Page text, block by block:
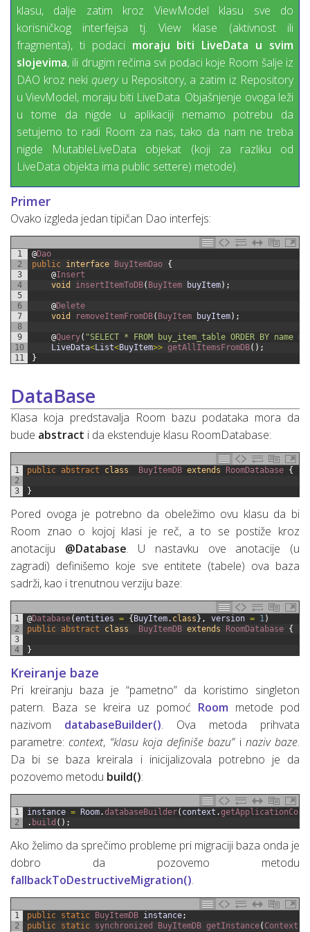
klasu, dalje zatim kroz ViewModel klasu sve do
korisničkog interfejsa tj. View klase (aktivnost ili
fragmenta), ti podaci moraju biti LiveData u svim
slojevima, ili drugim rečima svi podaci koje Room šalje iz
DAO kroz neki queryu Repository, a zatim iz Repository
u VievModel, moraju biti LiveData. Objašnjenje ovoga leži
u tome da nigde u aplikaciji nemamo potrebu da
setujemo to radi Room za nas, tako da nam ne treba
nigde MutableLiveData objekat (koji za razliku od
LiveData objekta ima public settere) metode).
Primer
Ovako izgleda jedan tipičan Dao interfejs:
1
2
3
4
5
6
7
8
9
10
11
@Dao
public interface BuyItemDao {
@Insert
void
insertItemToDB( BuyItem buyItem) ;
@Delete
void
removeItemFromDB( BuyItem buyItem) ;
@Query( "SELECT * FROM buy_item_table ORDER BY name
LiveData<List<BuyItem>> getAllItemsFromDB( ) ;
}
DataBase
Klasa koja predstavalja Room bazu podataka mora da
bude abstract i da ekstenduje klasu RoomDatabase:
1
2
3
public abstract class BuyItemDB extends RoomDatabase {
}
Pored ovoga je potrebno da obeležimo ovu klasu da bi
Room znao o kojoj klasi je reč, a to se postiže kroz
anotaciju @Database. U nastavku ove anotacije (u
zagradi) definišemo koje sve entitete (tabele) ova baza
sadrži, kao i trenutnou verziju baze:
1
2
3
4
@Database(entities = {BuyItem. class} , version = 1 )
public abstract class BuyItemDB extends RoomDatabase {
}
Kreiranje baze
Pri kreiranju baza je “pametno” da koristimo singleton
patern. Baza se kreira uz pomoć Room metode pod
nazivom databaseBuilder(). Ova metoda prihvata
parametre:context, “klasu koja definiše bazu”i naziv baze.
Da bi se baza kreirala i inicijalizovala potrebno je da
pozovemo metodu build():
1
2
instance = Room.databaseBuilder( context .
. build ( ) ;
Ako želimo da sprečimo probleme pri migraciji baza onda je
dobro da pozovemo metodu
fallbackToDestructiveMigration().
1
2
public static BuyItemDB instance;
public static synchronized BuyItemDB getInstance( Context